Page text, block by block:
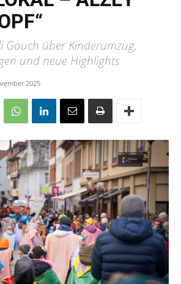
Gauch über Kinderumzug,
und neue Highlights
2025